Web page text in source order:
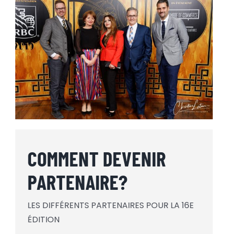
COMMENT DEVENIR
PARTENAIRE?
LES DIFFÉRENTS PARTENAIRES POUR LA 16E
ÉDITION